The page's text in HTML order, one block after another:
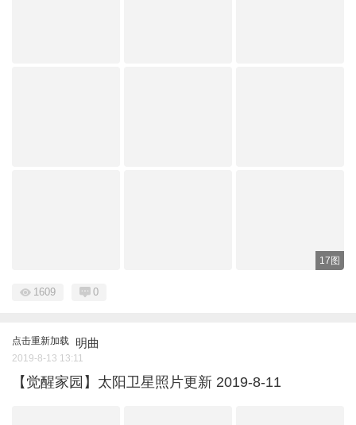
17图
1609 0
点击重新加载 明曲
2019-8-13 13:11
【觉醒家园】太阳卫星照片更新 2019-8-11